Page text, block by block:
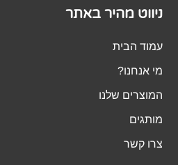
ניווט מהיר באתר
עמוד הבית
מי אנחנו?
המוצרים שלנו
מותגים
צרו קשר